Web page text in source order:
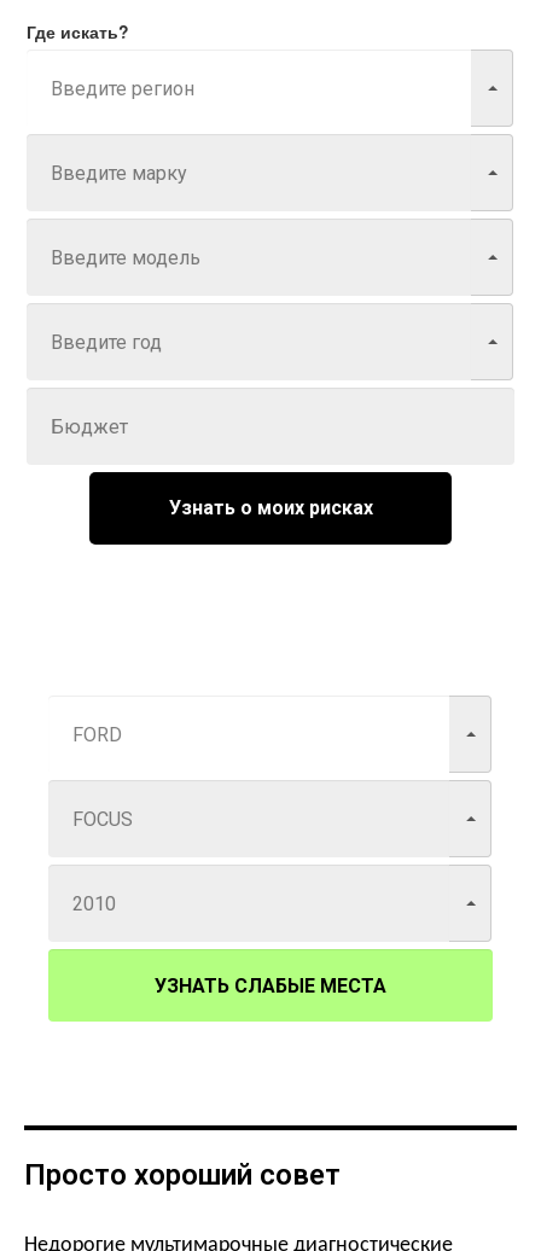
Где искать?
Узнать о моих рисках
УЗНАТЬ СЛАБЫЕ МЕСТА
Просто хороший совет
Недорогие мультимарочные диагностические